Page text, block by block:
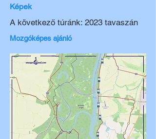
Képek
A következő túránk: 2023 tavaszán
Mozgóképes ajánló